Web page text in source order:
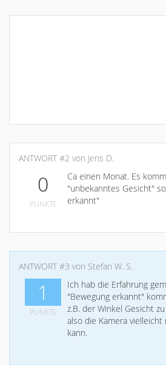
ANTWORT #2 von Jens D.
0
PUNKTE
Ca einen Monat. Es
"unbekanntes Gesicht"
erkannt"
ANTWORT #3 von Stefan W. S.
1
PUNKTE
Ich hab die Erfahrung
"Bewegung erkannt"
z.B. der Winkel Gesicht
also die Kamera
kann.